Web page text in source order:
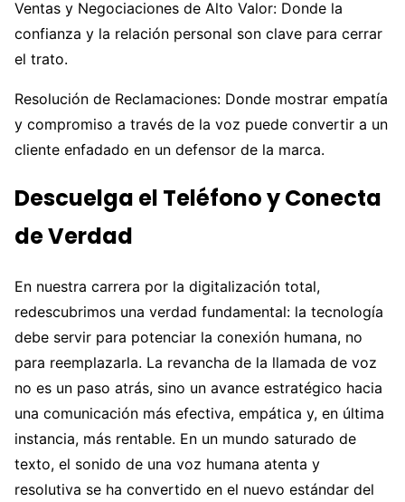
Ventas y Negociaciones de Alto Valor: Donde la
confianza y la relación personal son clave para cerrar
el trato.
Resolución de Reclamaciones: Donde mostrar empatía
y compromiso a través de la voz puede convertir a un
cliente enfadado en un defensor de la marca.
Descuelga el Teléfono y Conecta
de Verdad
En nuestra carrera por la digitalización total,
redescubrimos una verdad fundamental: la tecnología
debe servir para potenciar la conexión humana, no
para reemplazarla. La revancha de la llamada de voz
no es un paso atrás, sino un avance estratégico hacia
una comunicación más efectiva, empática y, en última
instancia, más rentable. En un mundo saturado de
texto, el sonido de una voz humana atenta y
resolutiva se ha convertido en el nuevo estándar del